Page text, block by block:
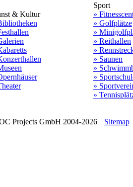
& Kultur
Sport
»
» Golfplätze
»
» Reithallen
»
» Saunen
»
»
»
»
Projects GmbH 2004-2026 Sitemap